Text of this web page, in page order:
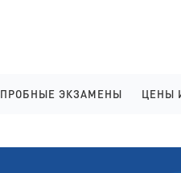
ПРОБНЫЕ ЭКЗАМЕНЫ ЦЕНЫ